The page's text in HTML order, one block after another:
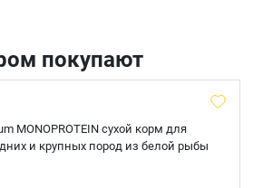
покупают
MONOPROTEIN сухой корм для
и крупных пород из белой рыбы